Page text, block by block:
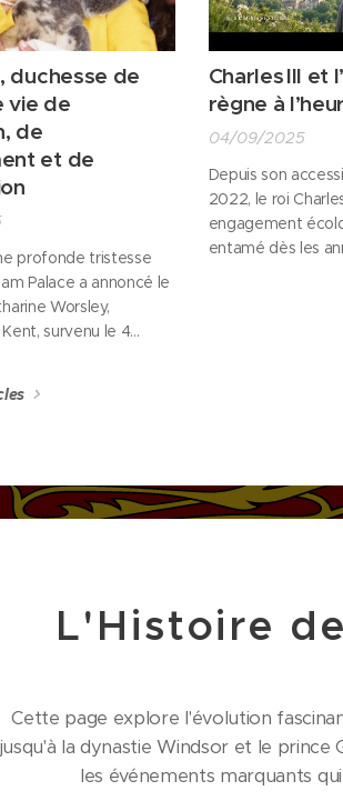
duchesse de
vie de
de
et de
profonde tristesse
Palace a annoncé le
Worsley,
survenu le 4
entourée de sa
Charles III et
règne à
04/09/2025
Depuis son
2022, le roi
engagement
entamé dès les
L'Histoire
Cette page explore l'évolution
jusqu'à la dynastie Windsor et le
les événements marquants